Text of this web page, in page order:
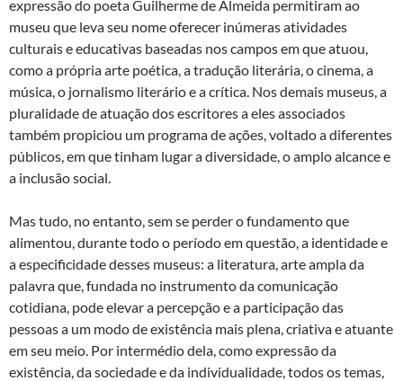
expressão do poeta Guilherme de Almeida permitiram ao
museu que leva seu nome oferecer inúmeras atividades
culturais e educativas baseadas nos campos em que atuou,
como a própria arte poética, a tradução literária, o cinema, a
música, o jornalismo literário e a crítica. Nos demais museus, a
pluralidade de atuação dos escritores a eles associados
também propiciou um programa de ações, voltado a diferentes
públicos, em que tinham lugar a diversidade, o amplo alcance e
a inclusão social.
Mas tudo, no entanto, sem se perder o fundamento que
alimentou, durante todo o período em questão, a identidade e
a especificidade desses museus: a literatura, arte ampla da
palavra que, fundada no instrumento da comunicação
cotidiana, pode elevar a percepção e a participação das
pessoas a um modo de existência mais plena, criativa e atuante
em seu meio. Por intermédio dela, como expressão da
existência, da sociedade e da individualidade, todos os temas,